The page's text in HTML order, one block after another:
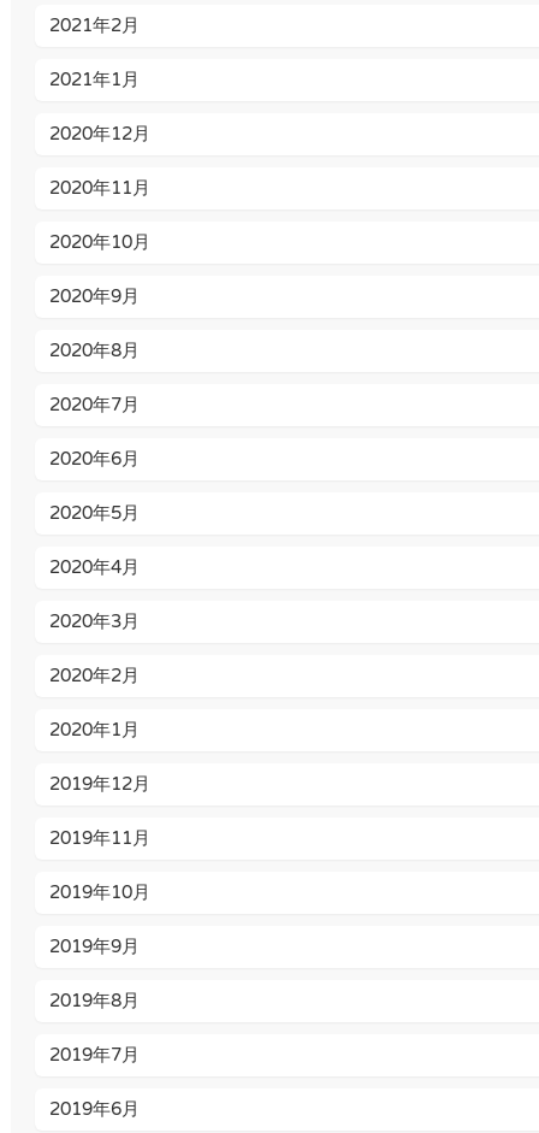
2021年2月
2021年1月
2020年12月
2020年11月
2020年10月
2020年9月
2020年8月
2020年7月
2020年6月
2020年5月
2020年4月
2020年3月
2020年2月
2020年1月
2019年12月
2019年11月
2019年10月
2019年9月
2019年8月
2019年7月
2019年6月